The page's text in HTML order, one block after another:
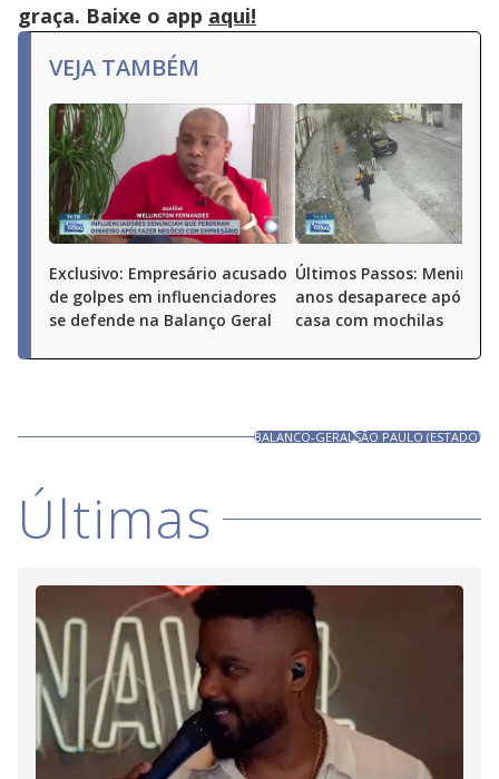
graça. Baixe o app aqui!
VEJA TAMBÉM
Exclusivo: Empresário acusado
de golpes em influenciadores
se defende na Balanço Geral
Últimos Passos: Menina
anos desaparece após
casa com mochilas
BALANCO-GERALSÃO PAULO (ESTADO)
Últimas